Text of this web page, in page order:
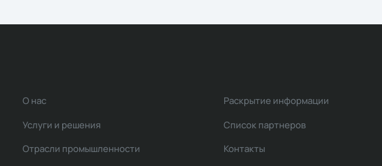
О нас
Услуги и решения
Отрасли промышленности
Раскрытие информации
Список партнеров
Контакты